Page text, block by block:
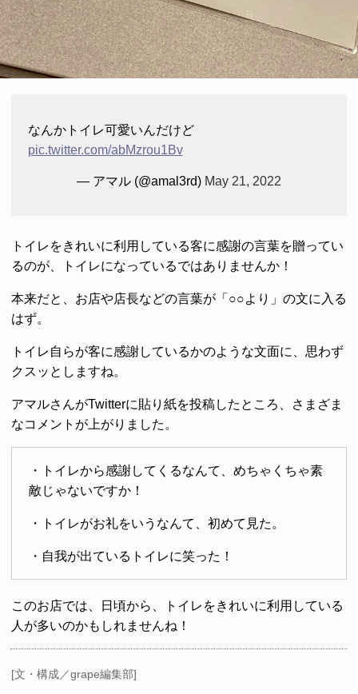
なんかトイレ可愛いんだけど
pic.twitter.com/abMzrou1Bv
— アマル (@amal3rd) May 21, 2022
トイレをきれいに利用している客に感謝の言葉を贈ってい
るのが、トイレになっているではありませんか！
本来だと、お店や店長などの言葉が「○○より」の文に入る
はず。
トイレ自らが客に感謝しているかのような文面に、思わず
クスッとしますね。
アマルさんがTwitterに貼り紙を投稿したところ、さまざま
なコメントが上がりました。
・トイレから感謝してくるなんて、めちゃくちゃ素
敵じゃないですか！
・トイレがお礼をいうなんて、初めて見た。
・自我が出ているトイレに笑った！
このお店では、日頃から、トイレをきれいに利用している
人が多いのかもしれませんね！
[文・構成／grape編集部]